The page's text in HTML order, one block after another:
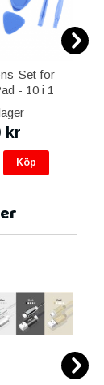
Set för
- 10 i 1
kr
Köp